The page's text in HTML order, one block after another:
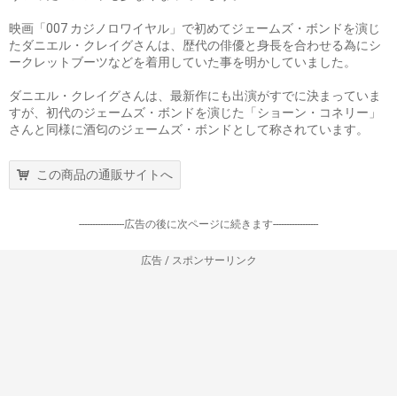
映画「007 カジノロワイヤル」で初めてジェームズ・ボンドを演じ
たダニエル・クレイグさんは、歴代の俳優と身長を合わせる為にシ
ークレットブーツなどを着用していた事を明かしていました。
ダニエル・クレイグさんは、最新作にも出演がすでに決まっていま
すが、初代のジェームズ・ボンドを演じた「ショーン・コネリー」
さんと同様に酒匂のジェームズ・ボンドとして称されています。
この商品の通販サイトへ
-----------------広告の後に次ページに続きます-----------------
広告 / スポンサーリンク